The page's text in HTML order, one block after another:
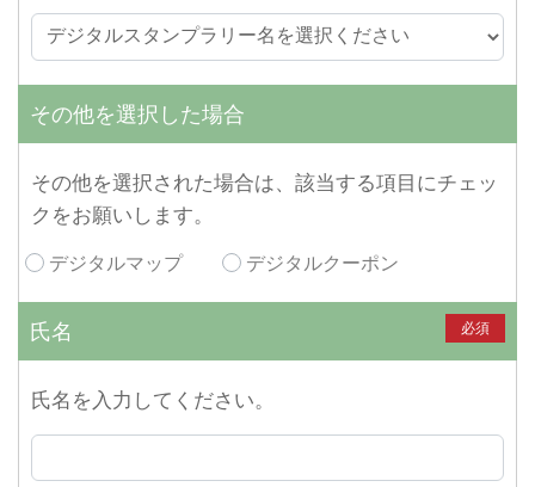
その他を選択した場合
その他を選択された場合は、該当する項目にチェッ
クをお願いします。
デジタルマップ デジタルクーポン
氏名 必須
氏名を入力してください。